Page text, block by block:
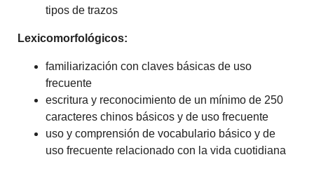
tipos de trazos
Lexicomorfológicos:
familiarización con claves básicas de uso
frecuente
escritura y reconocimiento de un mínimo de 250
caracteres chinos básicos y de uso frecuente
uso y comprensión de vocabulario básico y de
uso frecuente relacionado con la vida cuotidiana